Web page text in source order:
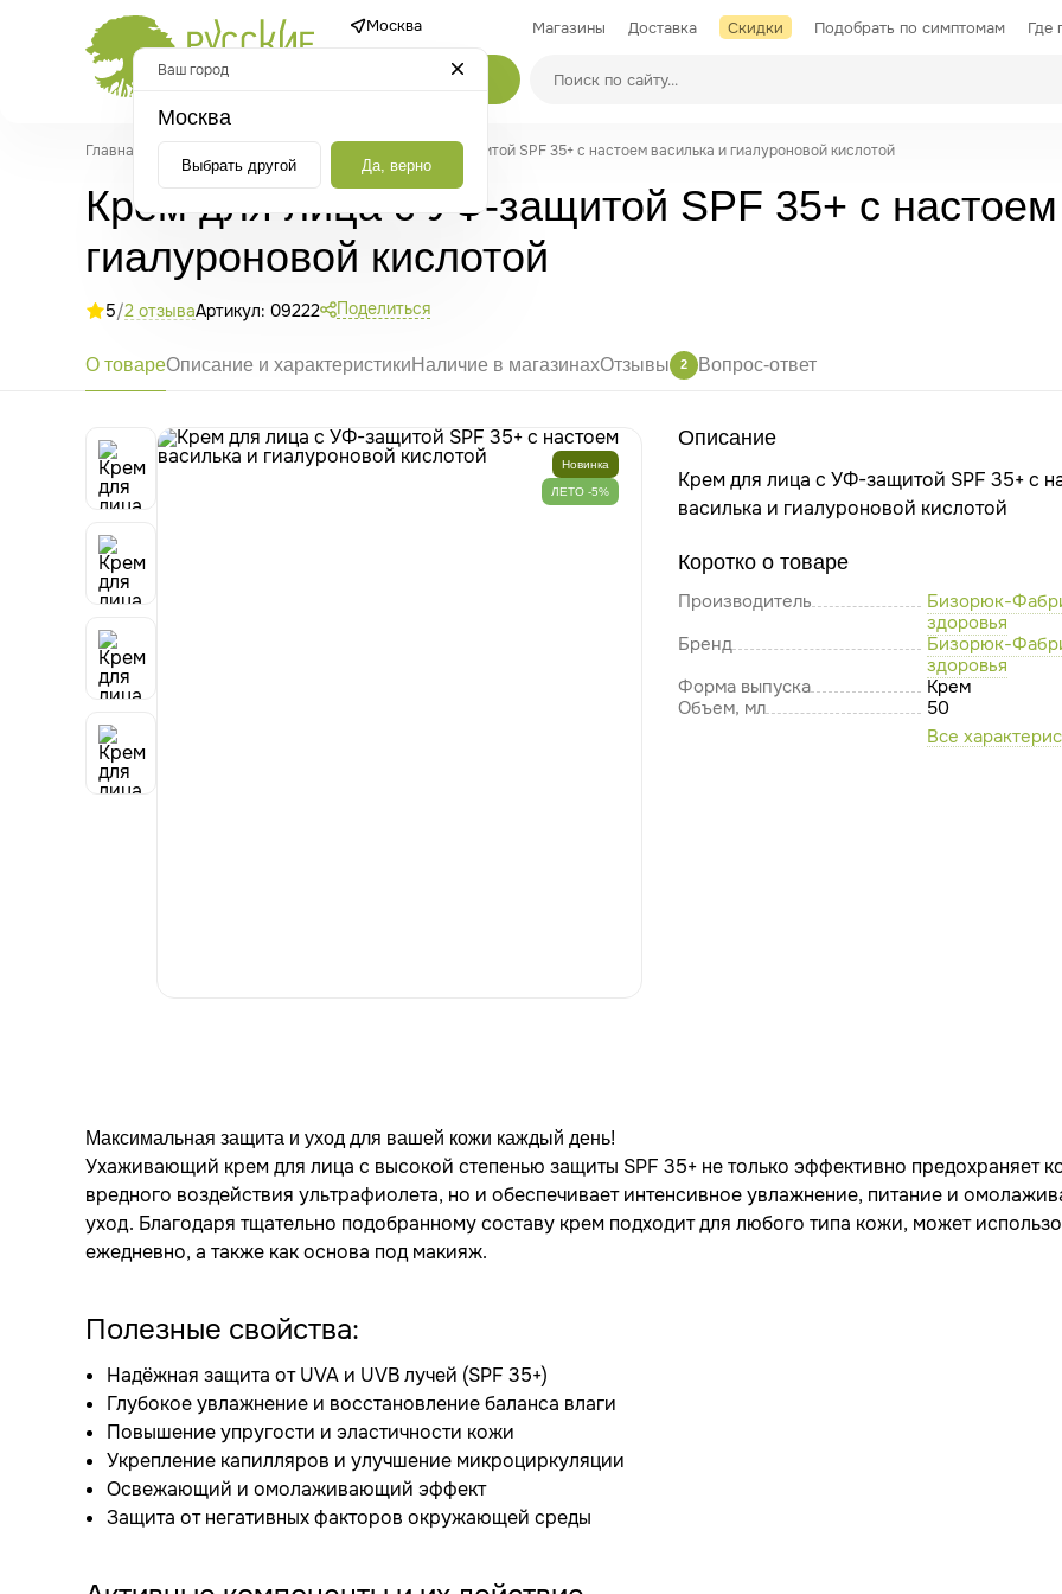
Москва Магазины Доставка Скидки Подобрать по симптомам Где
Производители
Каталог
Главная Крем для лица с УФ-защитой SPF 35+ с настоем василька и гиалуроновой кислотой
Крем для лица с УФ-защитой SPF 35+ с
гиалуроновой кислотой
5/2 отзываАртикул: 09222 Поделиться
О товареОписание и характеристикиНаличие в магазинахОтзывы 2 Вопрос-ответ
Новинка
ЛЕТО -5%
Описание
Крем для лица с УФ-защитой SPF 35+ с
василька и гиалуроновой кислотой
Коротко о товаре
Производитель
Бизорюк-
здоровья
Бренд
Бизорюк-
здоровья
Форма выпуска
Крем
Объем, мл
50
Все
Максимальная защита и уход для вашей кожи каждый день!
Ухаживающий крем для лица с высокой степенью защиты SPF 35+ не только эффективно предохраняет
вредного воздействия ультрафиолета, но и обеспечивает интенсивное увлажнение, питание и
уход. Благодаря тщательно подобранному составу крем подходит для любого типа кожи, может
ежедневно, а также как основа под макияж.
Полезные свойства:
Надёжная защита от UVA и UVB лучей (SPF 35+)
Глубокое увлажнение и восстановление баланса влаги
Повышение упругости и эластичности кожи
Укрепление капилляров и улучшение микроциркуляции
Освежающий и омолаживающий эффект
Защита от негативных факторов окружающей среды
Ваш город
Москва
Выбрать другой Да, верно